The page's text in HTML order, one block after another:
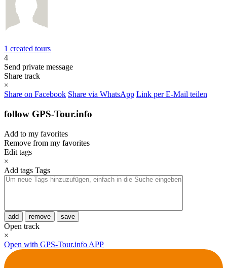
1 created tours
4
Send private message
Share track
×
Share on Facebook Share via WhatsApp Link per E-Mail teilen
follow GPS-Tour.info
Add to my favorites
Remove from my favorites
Edit tags
×
Add tags Tags
add remove save
Open track
×
Open with GPS-Tour.info APP